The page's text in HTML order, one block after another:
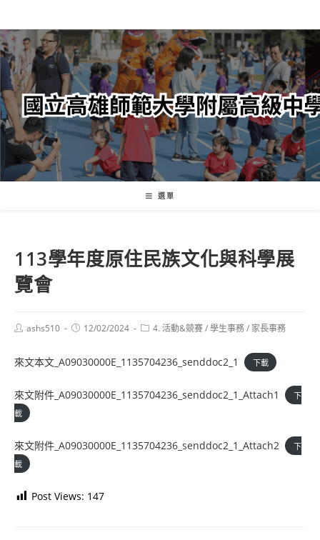
轉
至
主
內
容
選單
113學年度原住民族文化與科學展
覽會
Postashs510
Post12/02/2024
Post4. 活動&競賽/學生事務/ 家長事務
來文本文_A09030000E_1135704236_senddoc2_1 下載
來文附件_A09030000E_1135704236_senddoc2_1_Attach1
下
載
來文附件_A09030000E_1135704236_senddoc2_1_Attach2
下
載
Post Views: 147